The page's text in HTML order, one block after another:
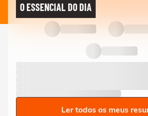
O ESSENCIAL DO DIA
Ler todos os meus